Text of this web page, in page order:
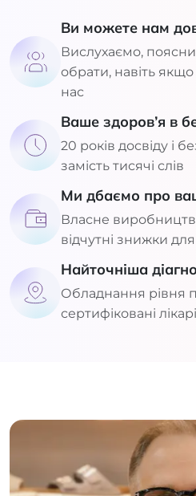
Ви можете нам
Вислухаємо,
обрати, навіть
нас
Ваше здоров’я в
20 років досвіду і
замість тисячі слів
Ми дбаємо про
Власне
відчутні знижки для
Найточніша
Обладнання рівня
сертифіковані лікарі